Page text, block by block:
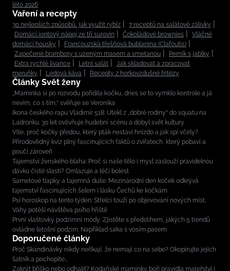
léto 2026
Vaření a recepty
30 nejlepších způsobů, jak využít rybíz
7 receptů na salátové zálivky
Domácí iontový nápoj ze tří surovin
Čokoládové brownies
Vláčné
domácí housky
Francouzská třešňová bublanina (Clafoutis)
Zapečené brambory s uzeným masem a smetanou
Perník s jablky
Extra rychlé lívance
Letní salát
Jak skladovat a zpracovat
meruňky
Ledová káva Recepty z horkovzdušné fritézy
Články Svět ženy
„Maminka si po rozvodu pořídila kočku, dnes se to vymklo kontrole a já
nevím, co s tím,“ svěřuje se Veronika
Ikona českého rapu Vladimír 518: Utekl z „dobré rodiny“ do squatu na
Ladronku. 30 let ovlivňuje hudební scénu a dobyl svět kultury
Víte, proč kočky předou, který pták nestaví hnízdo a jak spí včely?
Přírodovědný kvíz plný fascinujících faktů o zvířatech, který pobaví a
poučí zároveň
Tajemství ženského blaha: Proč si naše tělo i mysl zaslouží pravidelnou
dávku čisté slasti? Omlazuje a léčí bolest
Sametové tlapky a tajemná duše: Mezinárodní den koček odkrývá
tajemství fascinujících šelem i lásku Čechů ke kočkám
Psí horoskop na tento týden: Střelci touží po objevování nových míst,
Váhy potěší návštěva psího hřiště
První vlaštovky podzimní módy: Zjistěte s předstihem, jakých 5 trendů
ovládne letošní podzim. Například saka s vosím pasem
Doporučené články
Proč Skandinávky nikdy neříkají, že nemají co na sebe? Okopírujte jejich
šatník a pochopíte...
Zakrýt bříško nebo odhalit? Kodaňské maminky boří pravidla mateřství i